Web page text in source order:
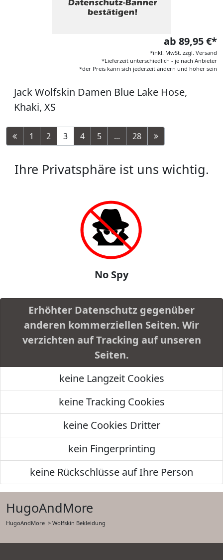
ab 89,95 €*
*inkl. MwSt. zzgl. Versand
*Lieferzeit unterschiedlich - je nach Anbieter
*der Preis kann sich jederzeit ändern und höher sein
Jack Wolfskin Damen Blue Lake Hose,
Khaki, XS
1 2 3 4 5 ... 28
Ihre Privatsphäre ist uns wichtig.
No Spy
Erhöhter Datenschutz gegenüber
anderen kommerziellen Seiten. Wir
verzichten auf Tracking auf unseren
Seiten.
keine Langzeit Cookies
keine Tracking Cookies
keine Cookies Dritter
kein Fingerprinting
keine Rückschlüsse auf Ihre Person
HugoAndMore
HugoAndMore > Wolfskin Bekleidung